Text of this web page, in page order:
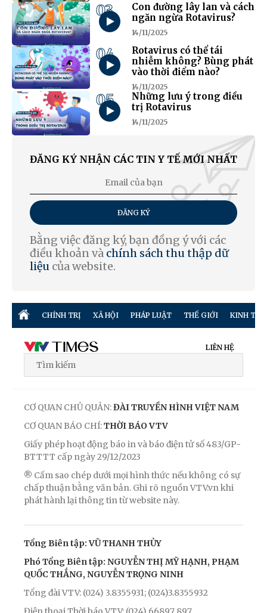
03
Con đường lây lan và cách
ngăn ngừa Rotavirus?
14/11/2025
04
Rotavirus có thể tái
nhiễm không? Bùng phát
vào thời điểm nào?
14/11/2025
05
Những lưu ý trong điều
trị Rotavirus
14/11/2025
ĐĂNG KÝ NHẬN CÁC TIN Y TẾ MỚI NHẤT
ĐĂNG KÝ
Bằng việc đăng ký, bạn đồng ý với các
điều khoản và chính sách thu thập dữ
liệu của website.
CHÍNH TRỊ XÃ HỘI PHÁP LUẬT THẾ GIỚI KINH TẾ
LIÊN HỆ
CƠ QUAN CHỦ QUẢN:ĐÀI TRUYỀN HÌNH VIỆT NAM
CƠ QUAN BÁO CHÍ:THỜI BÁO VTV
Giấy phép hoạt động báo in và báo điện tử số 483/GP-
BTTTT cấp ngày 29/12/2023
® Cấm sao chép dưới mọi hình thức nếu không có sự
chấp thuận bằng văn bản. Ghi rõ nguồn VTV.vn khi
phát hành lại thông tin từ website này.
Tổng Biên tập: VŨ THANH THỦY
Phó Tổng Biên tập: NGUYỄN THỊ MỸ HẠNH, PHẠM
QUỐC THẮNG, NGUYỄN TRỌNG NINH
Tổng đài VTV: (024) 3.8355931; (024)3.8355932